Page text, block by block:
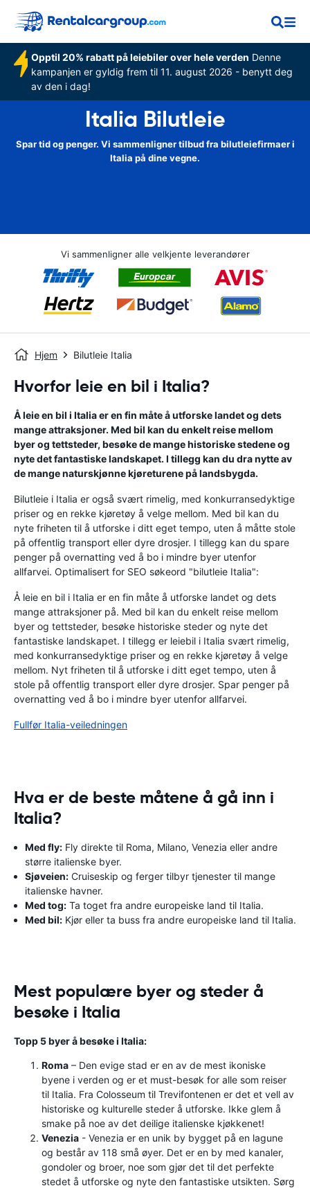
Opptil 20% rabatt på leiebiler over hele verden Denne
kampanjen er gyldig frem til 11. august 2026 - benytt deg
av den i dag!
Italia Bilutleie
Spar tid og penger. Vi sammenligner tilbud fra bilutleiefirmaer i
Italia på dine vegne.
Vi sammenligner alle velkjente leverandører
Hjem Bilutleie Italia
Hvorfor leie en bil i Italia?
Å leie en bil i Italia er en fin måte å utforske landet og dets
mange attraksjoner. Med bil kan du enkelt reise mellom
byer og tettsteder, besøke de mange historiske stedene og
nyte det fantastiske landskapet. I tillegg kan du dra nytte av
de mange naturskjønne kjøreturene på landsbygda.
Bilutleie i Italia er også svært rimelig, med konkurransedyktige
priser og en rekke kjøretøy å velge mellom. Med bil kan du
nyte friheten til å utforske i ditt eget tempo, uten å måtte stole
på offentlig transport eller dyre drosjer. I tillegg kan du spare
penger på overnatting ved å bo i mindre byer utenfor
allfarvei. Optimalisert for SEO søkeord "bilutleie Italia":
Å leie en bil i Italia er en fin måte å utforske landet og dets
mange attraksjoner på. Med bil kan du enkelt reise mellom
byer og tettsteder, besøke historiske steder og nyte det
fantastiske landskapet. I tillegg er leiebil i Italia svært rimelig,
med konkurransedyktige priser og en rekke kjøretøy å velge
mellom. Nyt friheten til å utforske i ditt eget tempo, uten å
stole på offentlig transport eller dyre drosjer. Spar penger på
overnatting ved å bo i mindre byer utenfor allfarvei.
Fullfør Italia-veiledningen
Hva er de beste måtene å gå inn i
Italia?
Med fly: Fly direkte til Roma, Milano, Venezia eller andre
større italienske byer.
Sjøveien: Cruiseskip og ferger tilbyr tjenester til mange
italienske havner.
Med tog: Ta toget fra andre europeiske land til Italia.
Med bil: Kjør eller ta buss fra andre europeiske land til Italia.
Mest populære byer og steder å
besøke i Italia
Topp 5 byer å besøke i Italia:
Roma – Den evige stad er en av de mest ikoniske
byene i verden og er et must-besøk for alle som reiser
til Italia. Fra Colosseum til Trevifontenen er det et vell av
historiske og kulturelle steder å utforske. Ikke glem å
smake på noe av det deilige italienske kjøkkenet!
Venezia - Venezia er en unik by bygget på en lagune
og består av 118 små øyer. Det er en by med kanaler,
gondoler og broer, noe som gjør det til det perfekte
stedet å utforske og nyte den fantastiske utsikten. Sørg